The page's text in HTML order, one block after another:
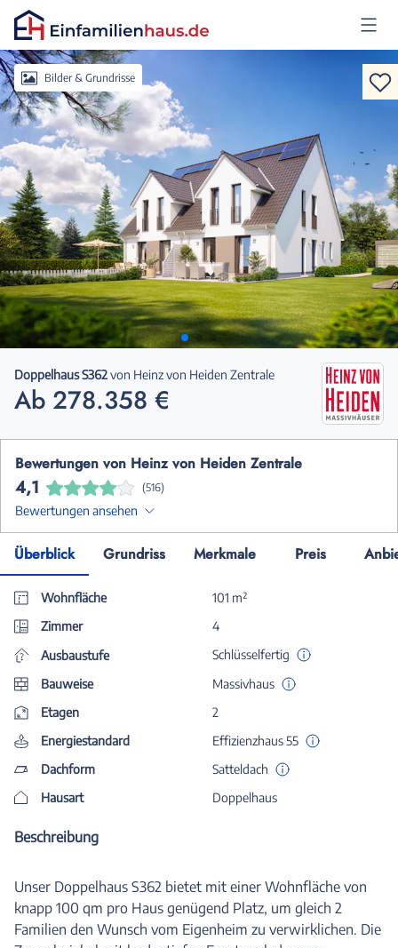
AnmeldenBilder & Grundrisse
Doppelhaus S362von Heinz von Heiden Zentrale
Ab 278.358 €
Bewertungen von Heinz von Heiden Zentrale
4,1 (516)
Bewertungen ansehen
Überblick Grundriss Merkmale Preis
Wohnfläche
101 m²
Zimmer
4
Ausbaustufe
Schlüsselfertig
Bauweise
Massivhaus
Etagen
2
Energiestandard
Effizienzhaus 55
Dachform
Satteldach
Hausart
Doppelhaus
Beschreibung
Unser Doppelhaus S362 bietet mit einer Wohnfläche von
knapp 100 qm pro Haus genügend Platz, um gleich 2
Familien den Wunsch vom Eigenheim zu verwirklichen. Die